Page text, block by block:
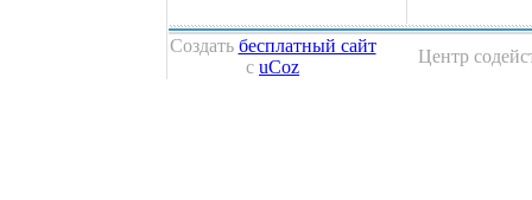
Создать бесплатный сайт
с uCoz
Центр